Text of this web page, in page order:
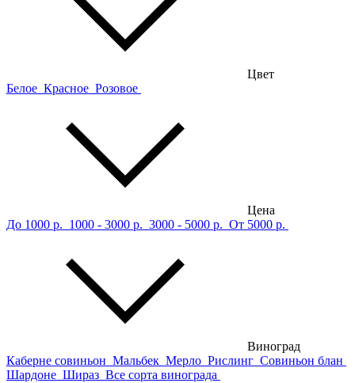
Цвет
Белое Красное Розовое
Цена
До 1000 р. 1000 - 3000 р. 3000 - 5000 р. От 5000 р.
Виноград
Каберне совиньон Мальбек Мерло Рислинг Совиньон блан
Шардоне Шираз Все сорта винограда